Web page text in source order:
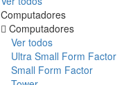
Computadores
Computadores
Ver todos
Ultra Small Form Factor
Small Form Factor